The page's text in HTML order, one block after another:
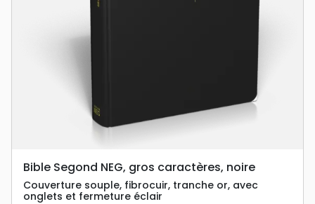
Bible Segond NEG, gros caractères, noire
Couverture souple, fibrocuir, tranche or, avec
onglets et fermeture éclair